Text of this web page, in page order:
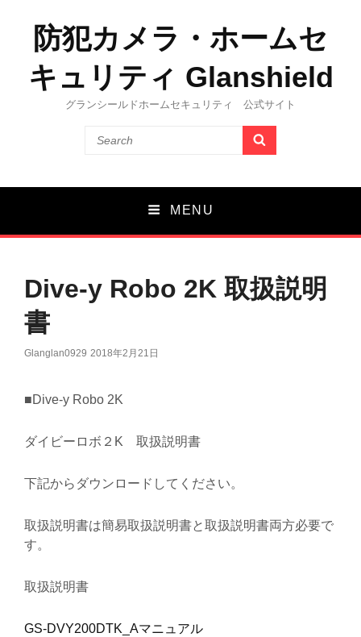
防犯カメラ・ホームセ
キュリティ Glanshield
グランシールドホームセキュリティ 公式サイト
Search
MENU
Dive-y Robo 2K 取扱説明
書
Glanglan0929 Posted
2018年2月21日
■Dive-y Robo 2K
ダイビーロボ２K 取扱説明書
下記からダウンロードしてください。
取扱説明書は簡易取扱説明書と取扱説明書両方必要で
す。
取扱説明書
GS-DVY200DTK_Aマニュアル